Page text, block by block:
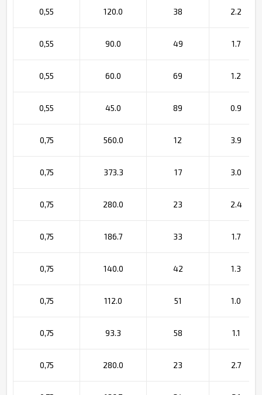
0,55 120.0 38 2.2
0,55 90.0 49 1.7
0,55 60.0 69 1.2
0,55 45.0 89 0.9
0,75 560.0 12 3.9
0,75 373.3 17 3.0
0,75 280.0 23 2.4
0,75 186.7 33 1.7
0,75 140.0 42 1.3
0,75 112.0 51 1.0
0,75 93.3 58 1.1
0,75 280.0 23 2.7